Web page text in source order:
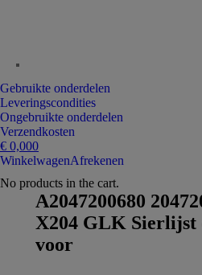
Gebruikte onderdelen
Leveringscondities
Ongebruikte onderdelen
Verzendkosten
€ 0,000
WinkelwagenAfrekenen
No products in the cart.
A2047200680
X204 GLK Sierlijst
voor